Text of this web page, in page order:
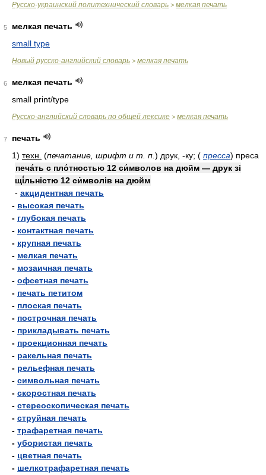
Русско-украинский политехнический словарь > мелкая печать
5
мелкая печать
small type
Новый русско-английский словарь > мелкая печать
6
мелкая печать
small print/type
Русско-английский словарь по общей лексике > мелкая печать
7
печать
1) техн. (печатание, шрифт и т. п. ) друк, -ку; ( пресса) преса
печа́ть с пло́тностью 12 си́мволов на дюйм — друк зі
щі́льністю 12 си́мволів на дюйм
- акцидентная печать
- высокая печать
- глубокая печать
- контактная печать
- крупная печать
- мелкая печать
- мозаичная печать
- офсетная печать
- печать петитом
- плоская печать
- построчная печать
- прикладывать печать
- проекционная печать
- ракельная печать
- рельефная печать
- символьная печать
- скоростная печать
- стереоскопическая печать
- струйная печать
- трафаретная печать
- убористая печать
- цветная печать
- шелкотрафаретная печать